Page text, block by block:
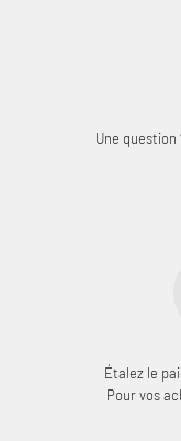
Une question
Étalez le
Pour vos
Connectez-vous à
votre liste de